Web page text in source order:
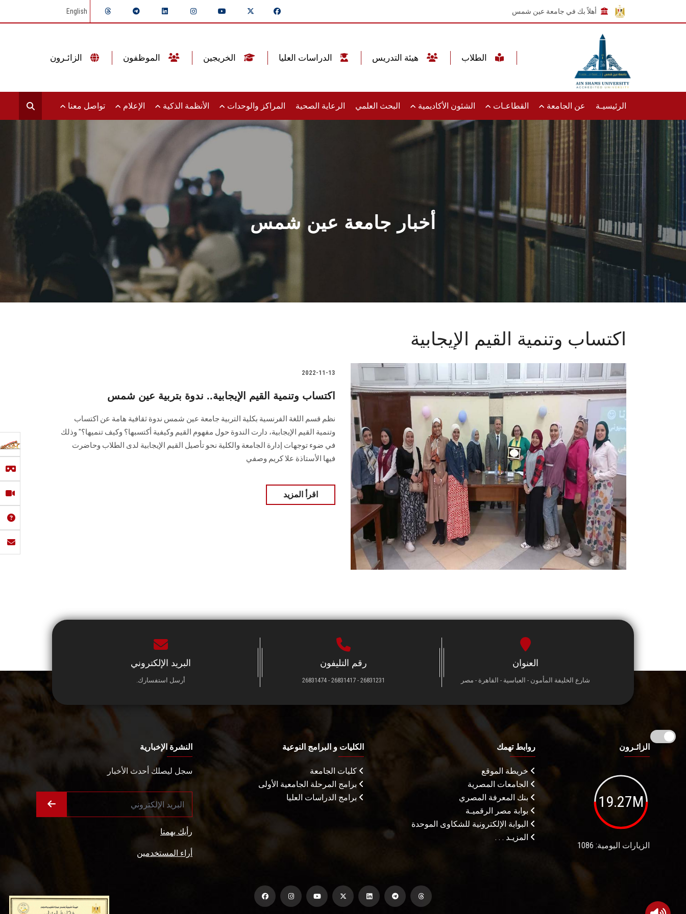
أهلاً بك في جامعة عين شمس English
الرئيسيـة عن الجامعة القطاعـات الشئون الأكاديمية البحث العلمي الرعاية الصحية المراكز والوحدات الأنظمة الذكية الإعلام تواصل معنا
أخبار جامعة عين شمس
اكتساب وتنمية القيم الإيجابية
2022-11-13
اكتساب وتنمية القيم الإيجابية.. ندوة بتربية عين شمس
نظم قسم اللغة الفرنسية بكلية التربية جامعة عين شمس ندوة ثقافية هامة عن اكتساب
وتنمية القيم الإيجابية، دارت الندوة حول مفهوم القيم وكيفية أكتسبها؟ وكيف تنميها؟" وذلك
في ضوء توجهات إدارة الجامعة والكلية نحو تأصيل القيم الإيجابية لدى الطلاب وحاضرت
فيها الأستاذة علا كريم وصفي
اقرأ المزيد
العنوان
شارع الخليفة المأمون - العباسية - القاهرة - مصر
رقم التليفون
26831231 - 26831417 - 26831474
البريد الإلكتروني
أرسل استفسارك.
الزائـرون
19.27M
الزيارات اليومية: 1086
روابط تهمك
خريطة الموقع
الجامعات المصرية
بنك المعرفة المصري
بوابة مصر الرقميـة
البوابة الإلكترونية للشكاوى الموحدة
المزيـد . . .
الكليات و البرامج النوعية
كليات الجامعة
برامج المرحلة الجامعية الأولى
برامج الدراسات العليا
النشرة الإخبارية
سجل ليصلك أحدث الأخبار
رأيك يهمنا
أراء المستخدمين